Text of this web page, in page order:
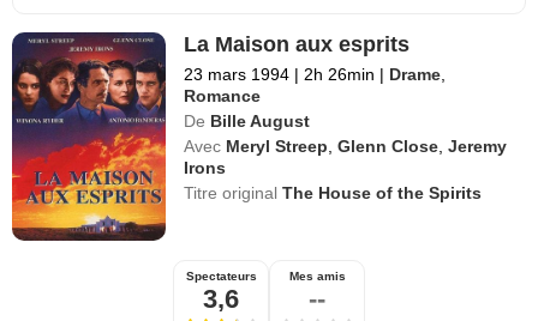
La Maison aux esprits
23 mars 1994 | 2h 26min | Drame
Romance
De Bille August
Avec Meryl Streep ,Glenn Close ,Jeremy
Irons
Titre originalThe House of the Spirits
Spectateurs
3,6
Mes amis
--